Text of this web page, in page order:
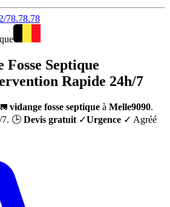
78.78.78
Fosse Septique
Rapide 24h/7
vidange fosse septique à Melle9090.
7. 🕒 Devis gratuit ✓Urgence ✓ Agréé